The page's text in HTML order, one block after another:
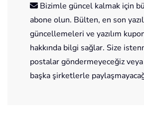
Bizimle güncel kalmak için
abone olun. Bülten, en son
güncellemeleri ve yazılım
hakkında bilgi sağlar. Size
postalar göndermeyeceğiz
başka şirketlerle